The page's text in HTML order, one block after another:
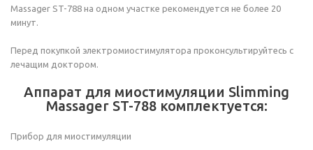
Massager ST-788 на одном участке рекомендуется не более 20
минут.
Перед покупкой электромиостимулятора проконсультируйтесь с
лечащим доктором.
Аппарат для миостимуляции Slimming
Massager ST-788 комплектуется:
Прибор для миостимуляции